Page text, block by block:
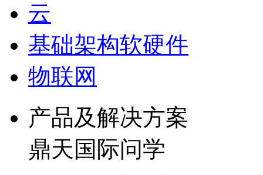
云
基础架构软硬件
物联网
产品及解决方案
鼎天国际问学